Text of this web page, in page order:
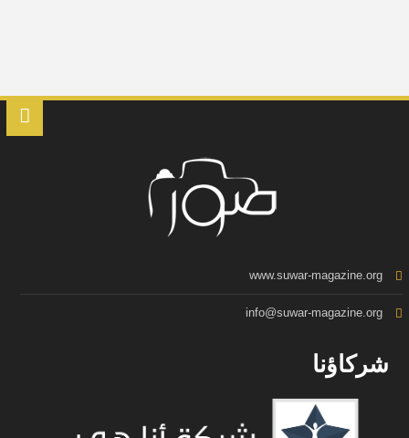
www.suwar-magazine.org
info@suwar-magazine.org
شركاؤنا